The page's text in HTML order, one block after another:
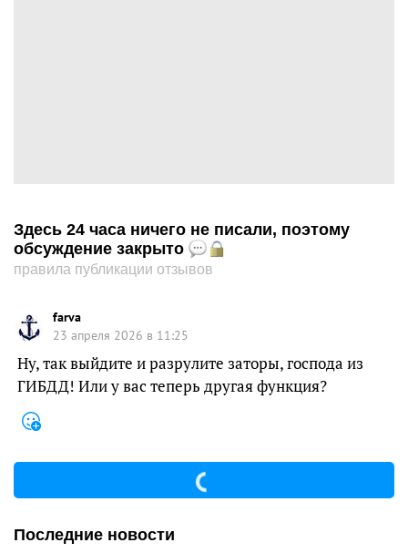
Здесь 24 часа ничего не писали, поэтому
обсуждение закрыто
правила публикации отзывов
farva
23 апреля 2026 в 11:25
Ну, так выйдите и разрулите заторы, господа из
ГИБДД! Или у вас теперь другая функция?
Последние новости